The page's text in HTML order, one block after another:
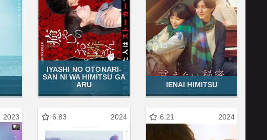
IYASHI NO OTONARI-
SAN NI WA HIMITSU GA
ARU
IENAI HIMITSU
2023 6.83 2024 6.21 2024